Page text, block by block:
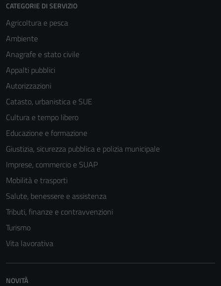
CATEGORIE DI SERVIZIO
Agricoltura e pesca
Ambiente
Anagrafe e stato civile
Appalti pubblici
Autorizzazioni
Catasto, urbanistica e SUE
Cultura e tempo libero
Educazione e formazione
Giustizia, sicurezza pubblica e polizia municipale
Imprese, commercio e SUAP
Mobilità e trasporti
Salute, benessere e assistenza
Tributi, finanze e contravvenzioni
Turismo
Vita lavorativa
NOVITÀ